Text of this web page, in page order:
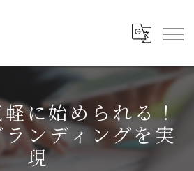
に始められる！
ンディングを実
現